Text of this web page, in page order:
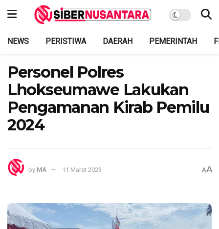
NEWS PERISTIWA DAERAH PEMERINTAH
Personel Polres
Lhokseumawe Lakukan
Pengamanan Kirab Pemilu
2024
by MA 11 Maret 2023 AA